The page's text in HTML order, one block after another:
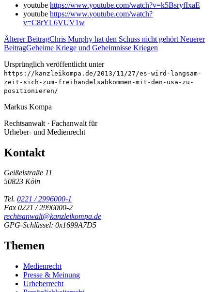
youtube https://www.youtube.com/watch?v=k5BsryfIxaE
youtube https://www.youtube.com/watch?
v=C8rYL6VUV1w
Älterer BeitragChris Murphy hat den Schuss nicht gehört Neuerer
BeitragGeheime Kriege und Geheimnisse Kriegen
Ursprünglich veröffentlicht unter
https://kanzleikompa.de/2013/11/27/es-wird-langsam-
zeit-sich-zum-freihandelsabkommen-mit-den-usa-zu-
positionieren/
Markus Kompa
Rechtsanwalt · Fachanwalt für
Urheber- und Medienrecht
Kontakt
Geißelstraße 11
50823 Köln
Tel. 0221 / 2996000-1
Fax 0221 / 2996000-2
rechtsanwalt@kanzleikompa.de
GPG-Schlüssel: 0x1699A7D5
Themen
Medienrecht
Presse & Meinung
Urheberrecht